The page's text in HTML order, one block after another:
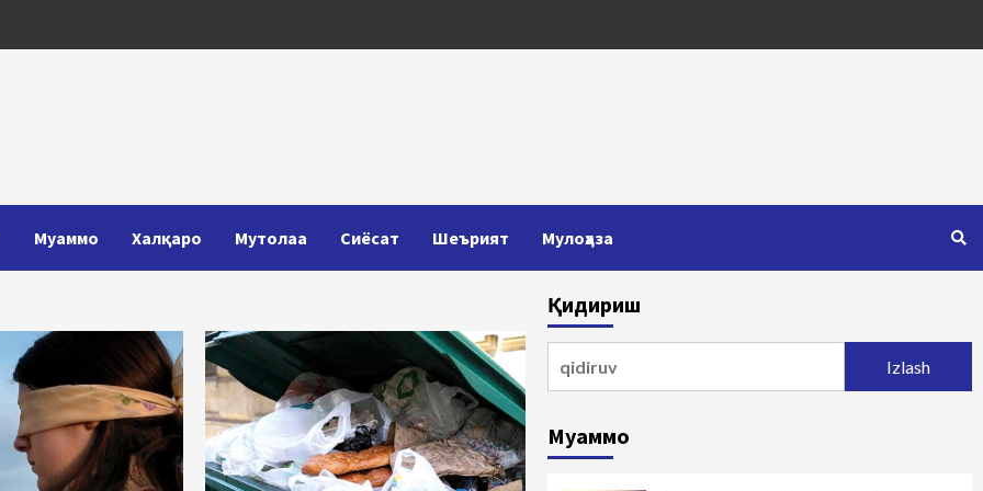
Муаммо Халқаро Мутолаа Сиёсат Шеърият Мулоҳаза
Қидириш
Муаммо